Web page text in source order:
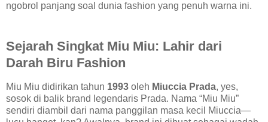
ngobrol panjang soal dunia fashion yang penuh warna ini.
Sejarah Singkat Miu Miu: Lahir dari
Darah Biru Fashion
Miu Miu didirikan tahun 1993 oleh Miuccia Prada, yes,
sosok di balik brand legendaris Prada. Nama “Miu Miu”
sendiri diambil dari nama panggilan masa kecil Miuccia—